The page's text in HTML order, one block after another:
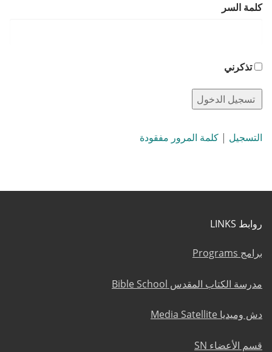
كلمة السر
تذكرني
التسجيل | كلمة المرور مفقودة
روابط LINKS
برامج Programs
مدرسة الكتاب المقدس Bible School
دش وميديا Media Satellite
قسم الأعضاء SN